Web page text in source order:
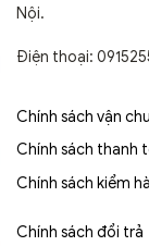
Nội.
Điện thoại:
Chính sách vận
Chính sách thanh
Chính sách kiểm
Chính sách đổi trả